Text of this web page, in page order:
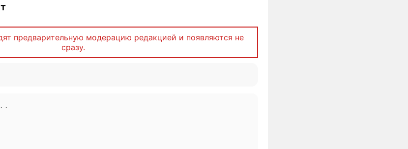
предварительную модерацию редакцией и появляются не
сразу.